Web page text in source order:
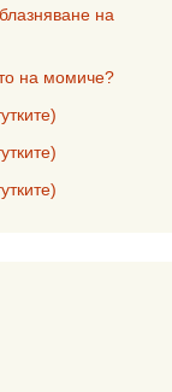
на
на момиче?